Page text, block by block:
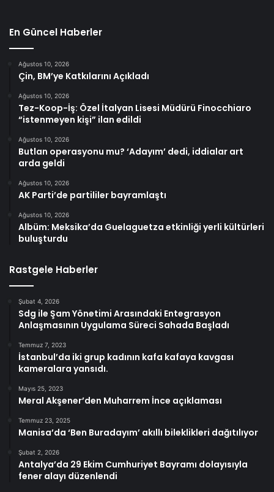
En Güncel Haberler
Ağustos 10, 2026
Çin, BM’ye Katkılarını Açıkladı
Ağustos 10, 2026
Tez-Koop-İş: Özel İtalyan Lisesi Müdürü Finocchiaro
“istenmeyen kişi” ilan edildi
Ağustos 10, 2026
Butlan operasyonu mu? ‘Adayım’ dedi, iddialar art
arda geldi
Ağustos 10, 2026
AK Parti’de partililer bayramlaştı
Ağustos 10, 2026
Albüm: Meksika’da Guelaguetza etkinliği yerli kültürleri
buluşturdu
Rastgele Haberler
Şubat 4, 2026
Sdg ile Şam Yönetimi Arasındaki Entegrasyon
Anlaşmasının Uygulama Süreci Sahada Başladı
Temmuz 7, 2023
İstanbul’da iki grup kadının kafa kafaya kavgası
kameralara yansıdı.
Mayıs 25, 2023
Meral Akşener’den Muharrem İnce açıklaması
Temmuz 23, 2025
Manisa’da ‘Ben Buradayım’ akıllı bileklikleri dağıtılıyor
Şubat 2, 2026
Antalya’da 29 Ekim Cumhuriyet Bayramı dolayısıyla
fener alayı düzenlendi